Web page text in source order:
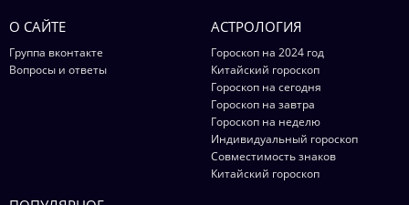
О САЙТЕ
Группа вконтакте
Вопросы и ответы
АСТРОЛОГИЯ
Гороскоп на 2024 год
Китайский гороскоп
Гороскоп на сегодня
Гороскоп на завтра
Гороскоп на неделю
Индивидуальный гороскоп
Совместимость знаков
Китайский гороскоп